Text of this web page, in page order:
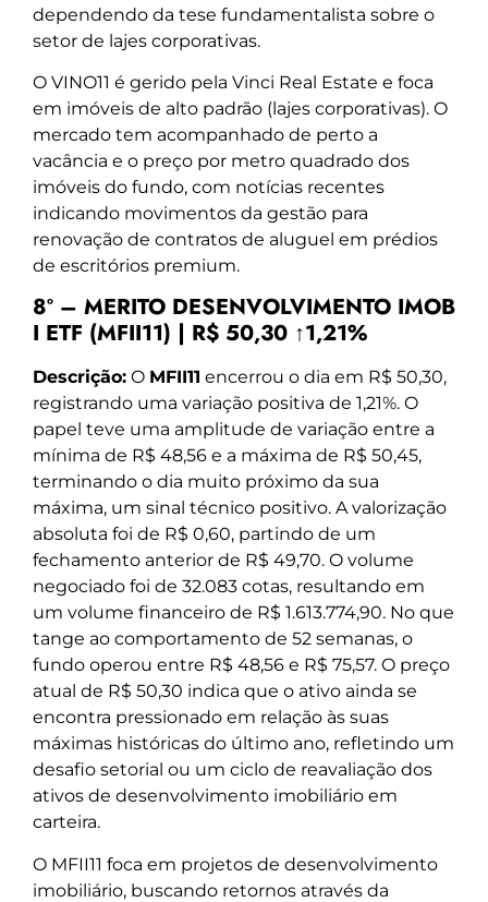
dependendo da tese fundamentalista sobre o
setor de lajes corporativas.
O VINO11 é gerido pela Vinci Real Estate e foca
em imóveis de alto padrão (lajes corporativas). O
mercado tem acompanhado de perto a
vacância e o preço por metro quadrado dos
imóveis do fundo, com notícias recentes
indicando movimentos da gestão para
renovação de contratos de aluguel em prédios
de escritórios premium.
8º – MERITO DESENVOLVIMENTO IMOB
I ETF (MFII11) | R$ 50,30 ↑1,21%
Descrição: O MFII11 encerrou o dia em R$ 50,30,
registrando uma variação positiva de 1,21%. O
papel teve uma amplitude de variação entre a
mínima de R$ 48,56 e a máxima de R$ 50,45,
terminando o dia muito próximo da sua
máxima, um sinal técnico positivo. A valorização
absoluta foi de R$ 0,60, partindo de um
fechamento anterior de R$ 49,70. O volume
negociado foi de 32.083 cotas, resultando em
um volume financeiro de R$ 1.613.774,90. No que
tange ao comportamento de 52 semanas, o
fundo operou entre R$ 48,56 e R$ 75,57. O preço
atual de R$ 50,30 indica que o ativo ainda se
encontra pressionado em relação às suas
máximas históricas do último ano, refletindo um
desafio setorial ou um ciclo de reavaliação dos
ativos de desenvolvimento imobiliário em
carteira.
O MFII11 foca em projetos de desenvolvimento
imobiliário, buscando retornos através da